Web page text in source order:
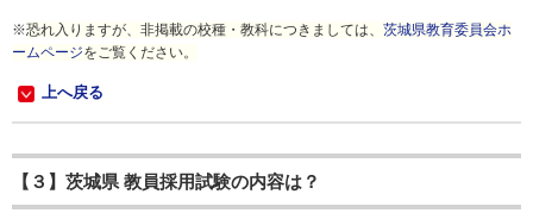
※恐れ入りますが、非掲載の校種・教科につきましては、 茨城県教育委員会ホ
ームページをご覧ください。
上へ戻る
【３】茨城県 教員採用試験の内容は？